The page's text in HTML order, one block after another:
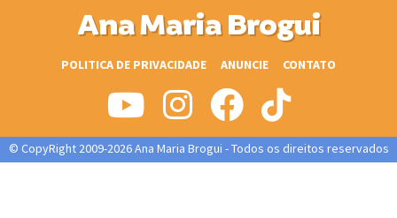
Ana Maria Brogui
POLITICA DE PRIVACIDADE ANUNCIE CONTATO
© CopyRight 2009-2026 Ana Maria Brogui - Todos os direitos reservados